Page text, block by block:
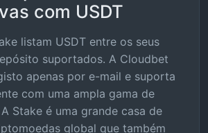
com USDT
listam USDT entre os seus
suportados. A Cloudbet
apenas por e-mail e suporta
com uma ampla gama de
Stake é uma grande casa de
global que também